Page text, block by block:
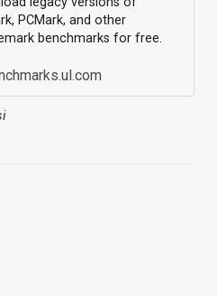
PCMark, and other
benchmarks for free.